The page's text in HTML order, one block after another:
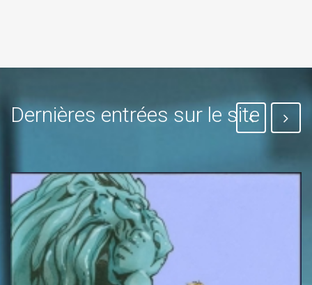
Dernières entrées sur le site